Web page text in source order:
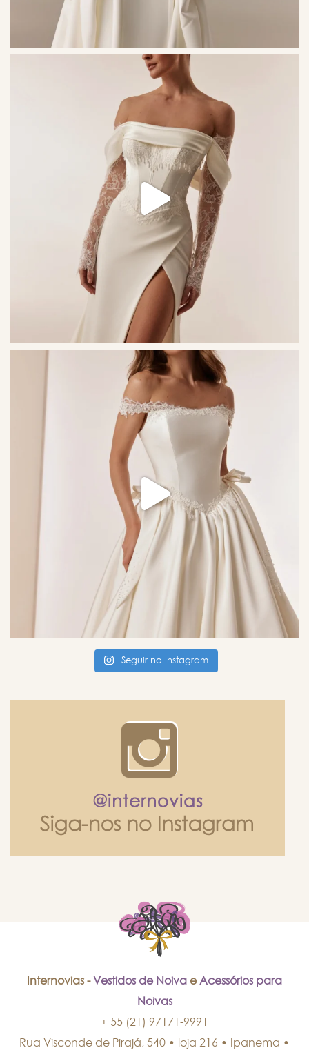
Seguir no Instagram
Internovias - Vestidos de Noiva e Acessórios para
Noivas
+ 55 (21) 97171-9991
Rua Visconde de Pirajá, 540 • loja 216 • Ipanema •